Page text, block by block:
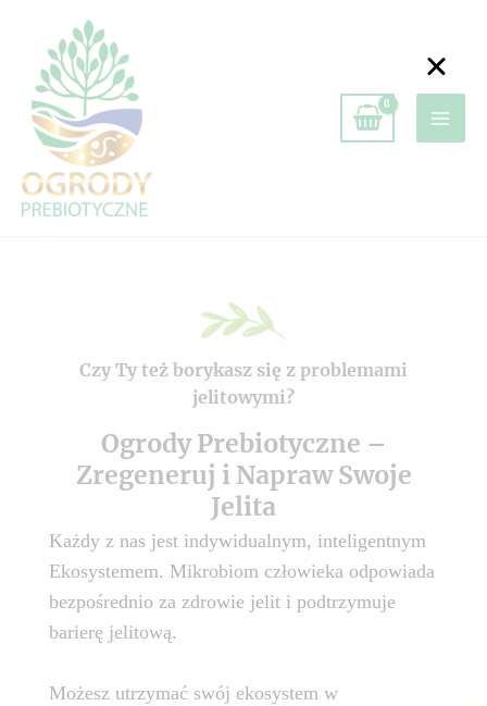
Czy Ty też borykasz się z problemami
jelitowymi?
Ogrody Prebiotyczne –
Zregeneruj i Napraw Swoje
Jelita
Każdy z nas jest indywidualnym, inteligentnym
Ekosystemem. Mikrobiom człowieka odpowiada
bezpośrednio za zdrowie jelit i podtrzymuje
barierę jelitową.
Możesz utrzymać swój ekosystem w